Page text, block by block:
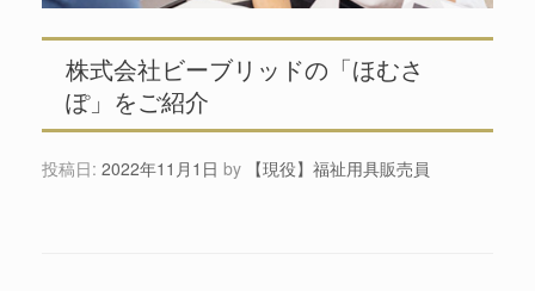
株式会社ビーブリッドの「ほむさ
ぽ」をご紹介
投稿日: 2022年11月1日 by 【現役】福祉用具販売員